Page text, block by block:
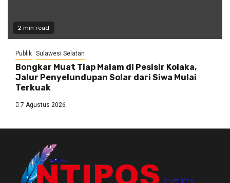
2 min read
Publik Sulawesi Selatan
Bongkar Muat Tiap Malam di Pesisir Kolaka,
Jalur Penyelundupan Solar dari Siwa Mulai
Terkuak
7 Agustus 2026